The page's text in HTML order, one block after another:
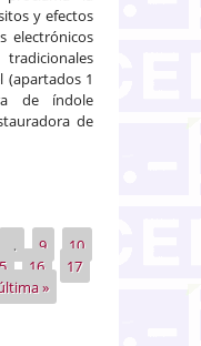
y efectos
electrónicos
(apartados 1
de índole
de
17 bis de
… 9
10
16
17
»